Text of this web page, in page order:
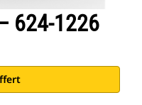
624-1226